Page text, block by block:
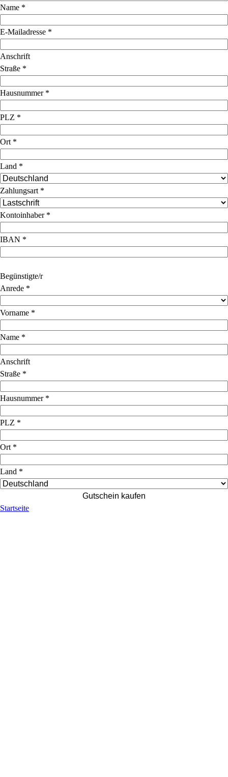
Name *
E-Mailadresse *
Anschrift
Straße *
Hausnummer*
PLZ *
Ort *
Land *
Zahlungsart *
Kontoinhaber*
IBAN *
Begünstigte/r
Anrede *
Vorname *
Name *
Anschrift
Straße *
Hausnummer*
PLZ *
Ort *
Land *
Gutschein kaufen
Startseite